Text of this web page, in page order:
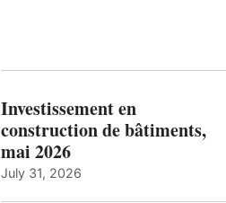
Investissement en
construction de bâtiments,
mai 2026
July 31, 2026